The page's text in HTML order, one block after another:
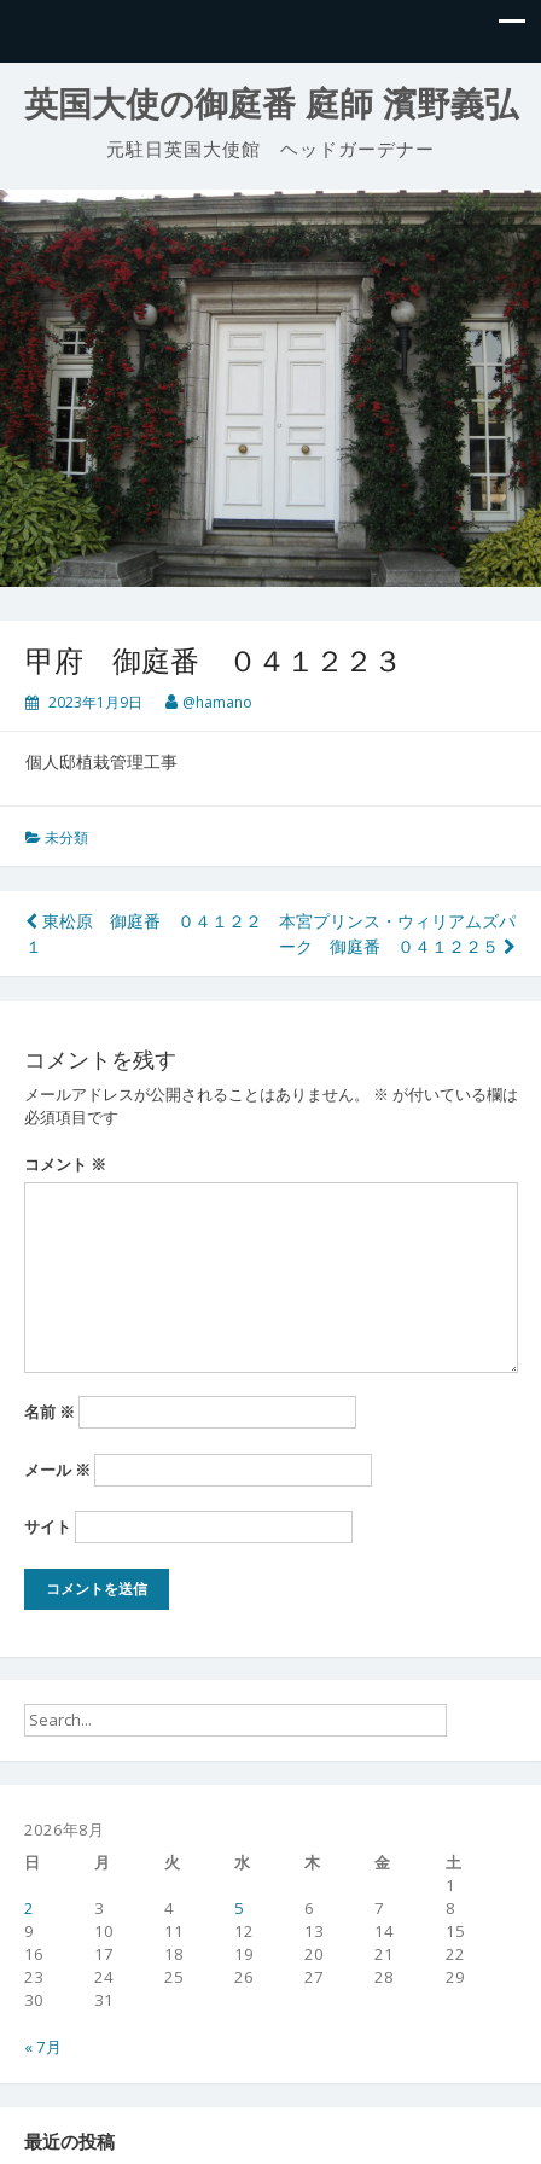
英国大使の御庭番 庭師 濱野義弘
元駐日英国大使館 ヘッドガーデナー
甲府 御庭番 ０４１２２３
2023年1月9日 @hamano
個人邸植栽管理工事
未分類
投
稿
ビ
ゲ
ー
シ
東松原 御庭番 ０４１２２
１
本宮プリンス・ウィリアムズパ
ーク 御庭番 ０４１２２５
コメントを残す
メールアドレスが公開されることはありません。 ※ が付いている欄は
必須項目です
コメント ※
名前 ※
メール ※
サイト
2026年8月
日
月 火 水 木 金
土
1
2
3 4 5 6 7
8
9
10 11 12 13 14
15
16
17 18 19 20 21
22
23
24 25 26 27 28
29
30
31
« 7月
最近の投稿